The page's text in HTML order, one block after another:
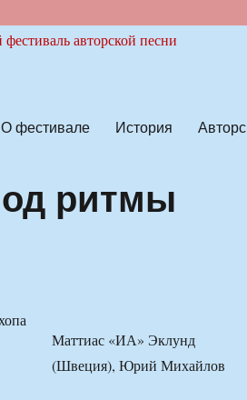
О фестивале История
ритмы
Маттиас «ИА» Эклунд
(Швеция), Юрий Михайлов